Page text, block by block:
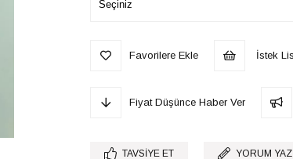
Favorilere Ekle İstek
Fiyat Düşünce Haber Ver
TAVSIYE ET YORUM YAZ